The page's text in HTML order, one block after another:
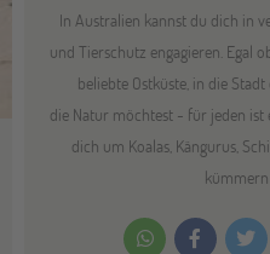
In Australien kannst du dich in
und Tierschutz engagieren. Egal
beliebte Ostküste, in die
die Natur möchtest - für jeden ist
dich um Koalas, Kängurus,